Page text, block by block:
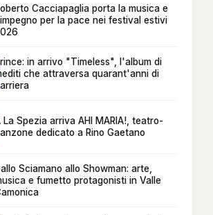
Cacciapaglia porta la musica e
per la pace nei festival estivi
in arrivo "Timeless", l'album di
che attraversa quarant'anni di
La Spezia arriva AHI MARIA!, teatro-
dedicato a Rino Gaetano
Sciamano allo Showman: arte,
e fumetto protagonisti in Valle